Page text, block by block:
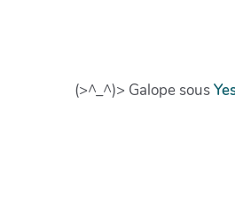
(>^_^)> Galope sous